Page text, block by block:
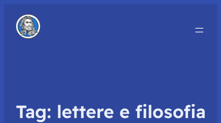
Tag: lettere e filosofia